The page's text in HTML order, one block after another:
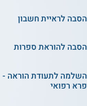
הסבה לראיית חשבון
הסבה להוראת ספרות
השלמה לתעודת הוראה -
פרא רפואי